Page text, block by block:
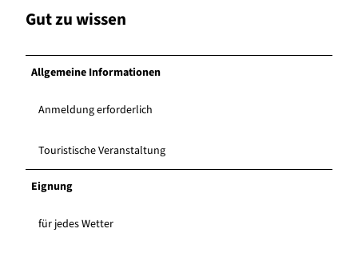
Gut zu wissen
Allgemeine Informationen
Anmeldung erforderlich
Touristische Veranstaltung
Eignung
für jedes Wetter